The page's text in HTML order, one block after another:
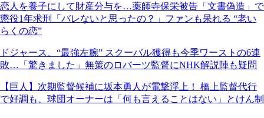
恋人を養子にして財産分与を…薬師寺保栄被告「文書偽造」で
懲役1年求刑「バレないと思ったの？」ファンも呆れる “老い
らくの恋”
ドジャース、“最強左腕” スクーバル獲得も今季ワーストの6連
敗…「驚きました」無策のロバーツ監督にNHK解説陣も疑問
【巨人】次期監督候補に坂本勇人が電撃浮上！ 橋上監督代行
で好調も、球団オーナーは「何も言えることはない」とけん制